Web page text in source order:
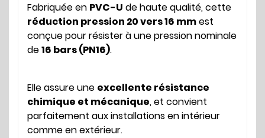
Fabriquée en PVC-U de haute qualité, cette
réduction pression 20 vers 16 mmest
conçue pour résister à une pression nominale
de16 bars (PN16).
Elle assure une excellente résistance
chimique et mécanique, et convient
parfaitement aux installations en intérieur
comme en extérieur.